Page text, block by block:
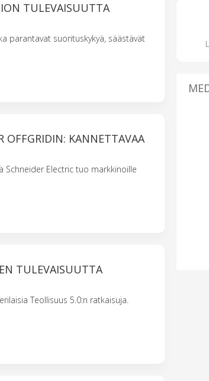
TULEVAISUUTTA
parantavat suorituskykyä, säästävät
OFFGRIDIN: KANNETTAVAA
Schneider Electric tuo markkinoille
TULEVAISUUTTA
Teollisuus 5.0:n ratkaisuja.